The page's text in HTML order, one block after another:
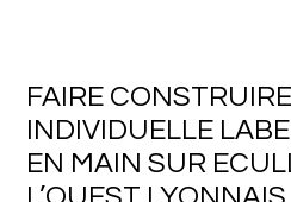
FAIRE
INDIVIDUELLE
EN MAIN SUR